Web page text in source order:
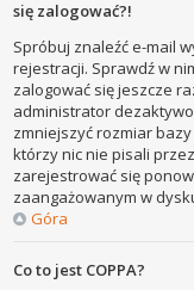
się zalogować?!
Spróbuj znaleźć e-mail
rejestracji. Sprawdź w
zalogować się jeszcze
administrator
zmniejszyć rozmiar
którzy nic nie pisali
zarejestrować się
zaangażowanym w
Góra
Co to jest COPPA?